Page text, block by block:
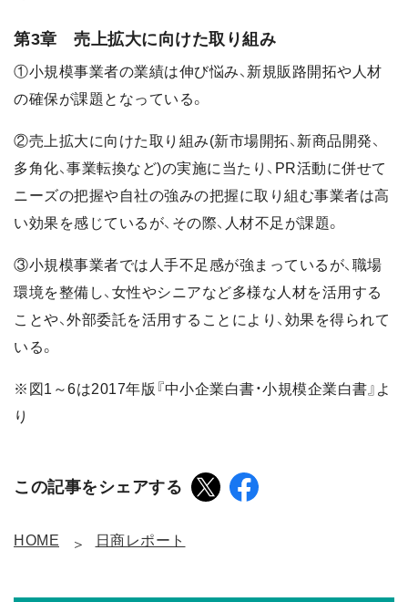
第3章 売上拡大に向けた取り組み
①小規模事業者の業績は伸び悩み、新規販路開拓や人材
の確保が課題となっている。
②売上拡大に向けた取り組み(新市場開拓、新商品開発、
多角化、事業転換など)の実施に当たり、PR活動に併せて
ニーズの把握や自社の強みの把握に取り組む事業者は高
い効果を感じているが、その際、人材不足が課題。
③小規模事業者では人手不足感が強まっているが、職場
環境を整備し、女性やシニアなど多様な人材を活用する
ことや、外部委託を活用することにより、効果を得られて
いる。
※図1～6は2017年版『中小企業白書・小規模企業白書』よ
り
この記事をシェアする
HOME 日商レポート